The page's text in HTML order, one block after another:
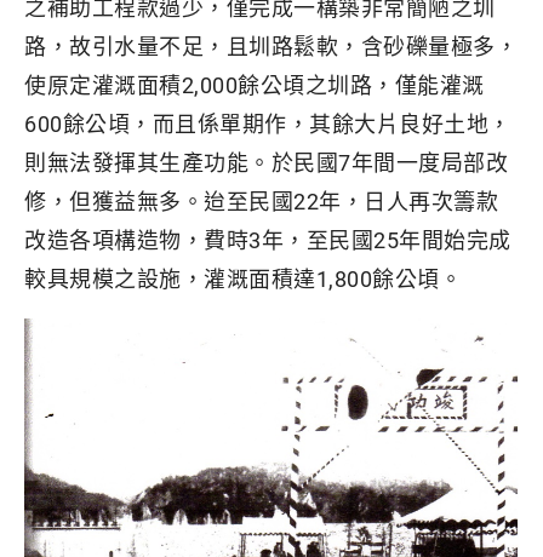
之補助工程款過少，僅完成一構築非常簡陋之圳
路，故引水量不足，且圳路鬆軟，含砂礫量極多，
使原定灌溉面積2,000餘公頃之圳路，僅能灌溉
600餘公頃，而且係單期作，其餘大片良好土地，
則無法發揮其生產功能。於民國7年間一度局部改
修，但獲益無多。迨至民國22年，日人再次籌款
改造各項構造物，費時3年，至民國25年間始完成
較具規模之設施，灌溉面積達1,800餘公頃。